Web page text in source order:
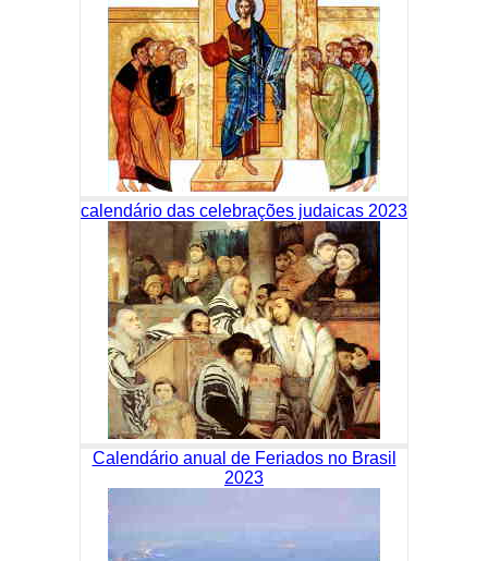
calendário das celebrações judaicas 2023
Calendário anual de Feriados no Brasil
2023